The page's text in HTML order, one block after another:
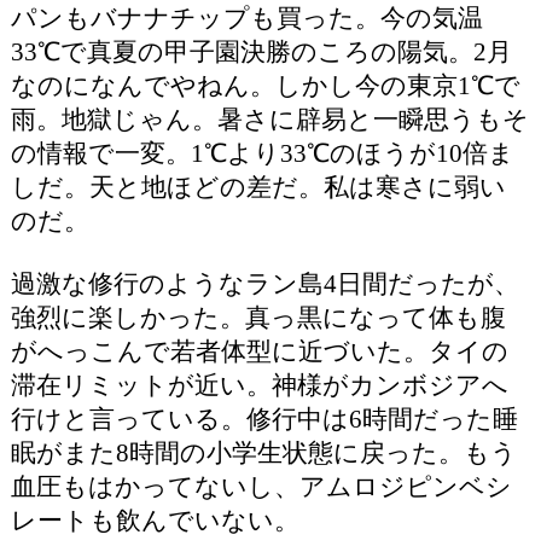
パンもバナナチップも買った。今の気温
33℃で真夏の甲子園決勝のころの陽気。2月
なのになんでやねん。しかし今の東京1℃で
雨。地獄じゃん。暑さに辟易と一瞬思うもそ
の情報で一変。1℃より33℃のほうが10倍ま
しだ。天と地ほどの差だ。私は寒さに弱い
のだ。
過激な修行のようなラン島4日間だったが、
強烈に楽しかった。真っ黒になって体も腹
がへっこんで若者体型に近づいた。タイの
滞在リミットが近い。神様がカンボジアへ
行けと言っている。修行中は6時間だった睡
眠がまた8時間の小学生状態に戻った。もう
血圧もはかってないし、アムロジピンベシ
レートも飲んでいない。